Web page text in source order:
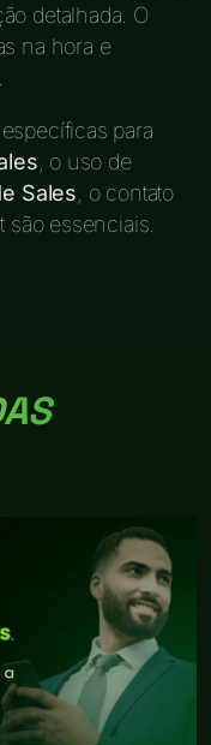
detalhada. O
na hora e
para
, o uso de
Sales , o contato
são essenciais.